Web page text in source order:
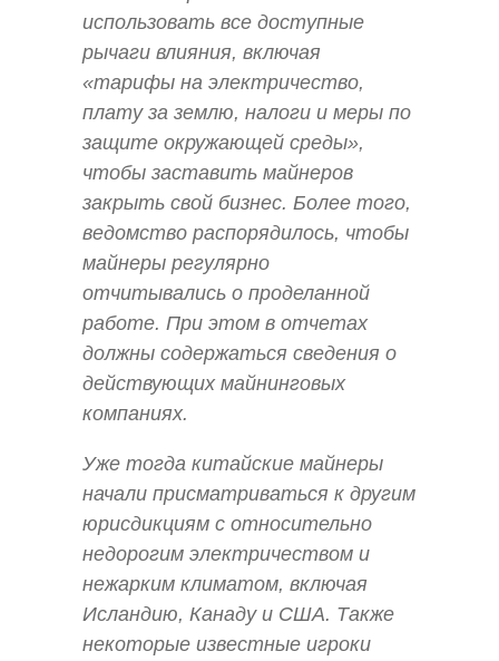
использовать все доступные
рычаги влияния, включая
«тарифы на электричество,
плату за землю, налоги и меры по
защите окружающей среды»,
чтобы заставить майнеров
закрыть свой бизнес. Более того,
ведомство распорядилось, чтобы
майнеры регулярно
отчитывались о проделанной
работе. При этом в отчетах
должны содержаться сведения о
действующих майнинговых
компаниях.
Уже тогда китайские майнеры
начали присматриваться к другим
юрисдикциям с относительно
недорогим электричеством и
нежарким климатом, включая
Исландию, Канаду и США. Также
некоторые известные игроки